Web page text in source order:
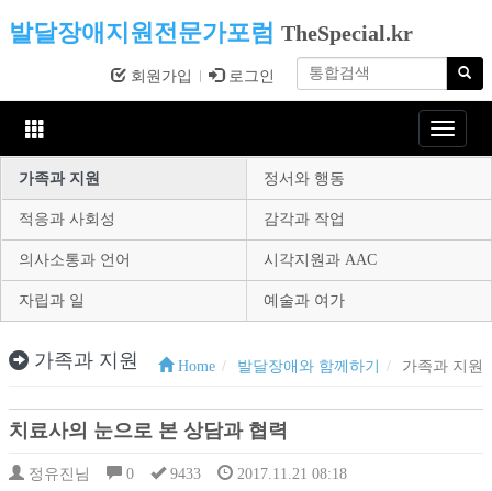
발달장애지원전문가포럼 TheSpecial.kr
회원가입 로그인
Toggle
가족과 지원
정서와 행동
적응과 사회성 감각과 작업
의사소통과 언어 시각지원과 AAC
자립과 일 예술과 여가
가족과 지원 Home 발달장애와 함께하기 가족과 지원
치료사의 눈으로 본 상담과 협력
정유진님 0 9433 2017.11.21 08:18